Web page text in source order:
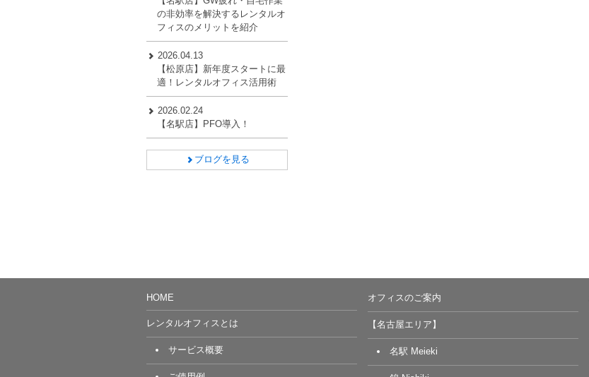
の非効率を解決するレンタルオ
フィスのメリットを紹介
2026.04.13
【松原店】新年度スタートに最
適！レンタルオフィス活用術
2026.02.24
【名駅店】PFO導入！
ブログを見る
HOME
レンタルオフィスとは
サービス概要
オフィスのご案内
【名古屋エリア】
名駅 Meieki